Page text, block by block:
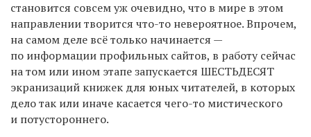
становится совсем уж очевидно, что в мире в этом
направлении творится что-то невероятное. Впрочем,
на самом деле всё только начинается —
по информации профильных сайтов, в работу сейчас
на том или ином этапе запускается ШЕСТЬДЕСЯТ
экранизаций книжек для юных читателей, в которых
дело так или иначе касается чего-то мистического
и потустороннего.